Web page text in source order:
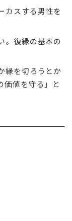
カスする男性を
。復縁の基本の
縁を切ろうとか
価値を守る」と